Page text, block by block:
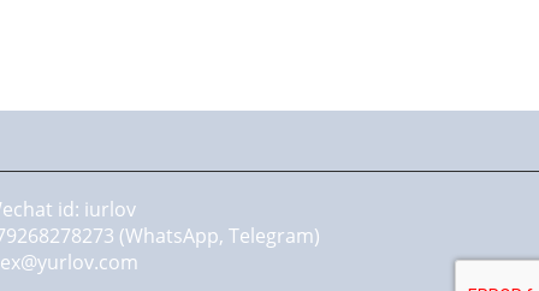
id: iurlov
(WhatsApp, Telegram)